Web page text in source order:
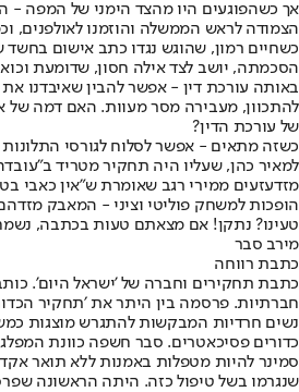
אך כשהפוגעים היו מהצד הימני של המפה -
הצמודה לראש הממשלה והוזמנו לאולפנים,
כשחיים רמון, שהוגש נגדו כתב אישום בחשד
הסכמתה, יושב לצד אילה חסון, שדומעת
באותה עורכת דין - אפשר להבין שאיבדנו
להתכוון, מעבירה מסר מעוות. האם דמה של
של עורכת הדין?
כשזה מתאים - אפשר לסלוח לגורסי התלונות
למאיר כהן, שעליו היה תחקיר מטריד
מזדעזעים ממירי רגב שאומרת ש"אין כאבי
הופכות למשחק פוליטי וציני - המאבק
טעינו? נתקן! אם מצאתם טעות בכתבה,
מירב סבר
כתבת רווחה
כתבת תחקירים וחברה של 'ישראל היום'.
חברתיות. פרסמה בין היתר את ׳תחקיר
נשים חרדיות המבקשות להתגרש מוצגות
כדורים פסיכאטרים. סבר חשפה כוונת
סמינר להיות מטפלות באמנות ללא תואר
שנגרמו בשל טיפול כזה. היתה הראשונה